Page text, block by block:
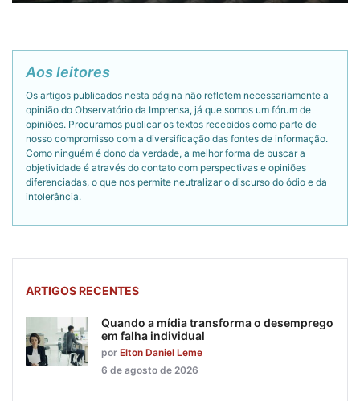
Aos leitores
Os artigos publicados nesta página não refletem necessariamente a
opinião do Observatório da Imprensa, já que somos um fórum de
opiniões. Procuramos publicar os textos recebidos como parte de
nosso compromisso com a diversificação das fontes de informação.
Como ninguém é dono da verdade, a melhor forma de buscar a
objetividade é através do contato com perspectivas e opiniões
diferenciadas, o que nos permite neutralizar o discurso do ódio e da
intolerância.
ARTIGOS RECENTES
Quando a mídia transforma o desemprego
em falha individual
por Elton Daniel Leme
6 de agosto de 2026